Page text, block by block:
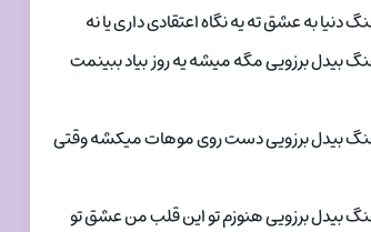
دنیا به عشق ته یه نگاه اعتقادی داری یا نه
بیدل برزویی مگه میشه یه روز بیاد ببینمت
بیدل برزویی دست روی موهات میکشه وقتی
بیدل برزویی هنوزم تو این قلب من عشق تو